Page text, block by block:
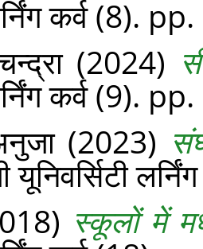
कर्व (8).
(2024)
कर्व (9).
(2023)
स्कूलों में